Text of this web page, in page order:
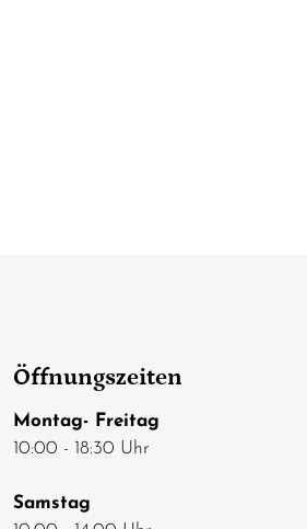
Öffnungszeiten
Montag- Freitag
10:00 - 18:30 Uhr
Samstag